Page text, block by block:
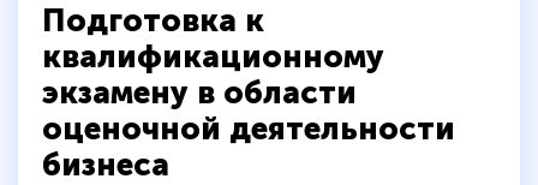
Подготовка к
квалификационному
экзамену в области
оценочной деятельности
бизнеса